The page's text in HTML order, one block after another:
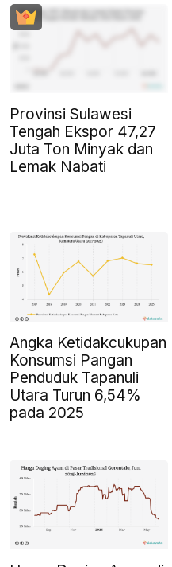
Provinsi Sulawesi
Tengah Ekspor 47,27
Juta Ton Minyak dan
Lemak Nabati
Angka Ketidakcukupan
Konsumsi Pangan
Penduduk Tapanuli
Utara Turun 6,54%
pada 2025